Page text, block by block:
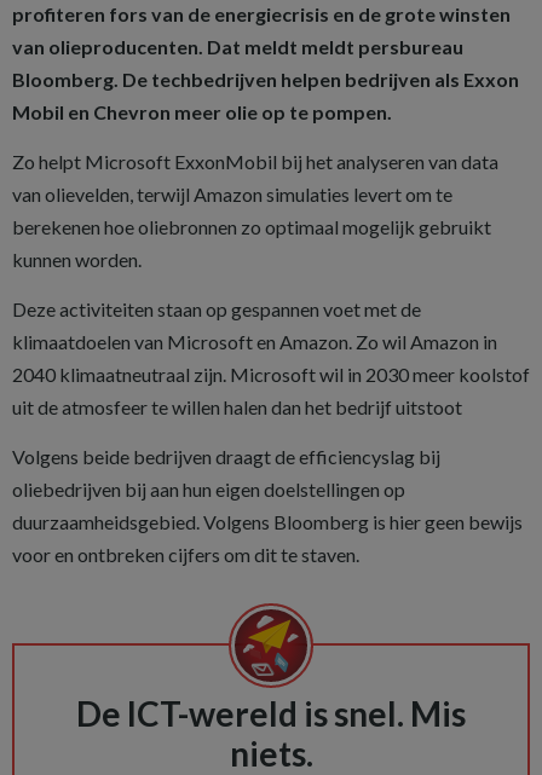
profiteren fors van de energiecrisis en de grote winsten
van olieproducenten. Dat meldt meldt persbureau
Bloomberg. De techbedrijven helpen bedrijven als Exxon
Mobil en Chevron meer olie op te pompen.
Zo helpt Microsoft ExxonMobil bij het analyseren van data
van olievelden, terwijl Amazon simulaties levert om te
berekenen hoe oliebronnen zo optimaal mogelijk gebruikt
kunnen worden.
Deze activiteiten staan op gespannen voet met de
klimaatdoelen van Microsoft en Amazon. Zo wil Amazon in
2040 klimaatneutraal zijn. Microsoft wil in 2030 meer koolstof
uit de atmosfeer te willen halen dan het bedrijf uitstoot
Volgens beide bedrijven draagt de efficiencyslag bij
oliebedrijven bij aan hun eigen doelstellingen op
duurzaamheidsgebied. Volgens Bloomberg is hier geen bewijs
voor en ontbreken cijfers om dit te staven.
De ICT-wereld is snel. Mis
niets.